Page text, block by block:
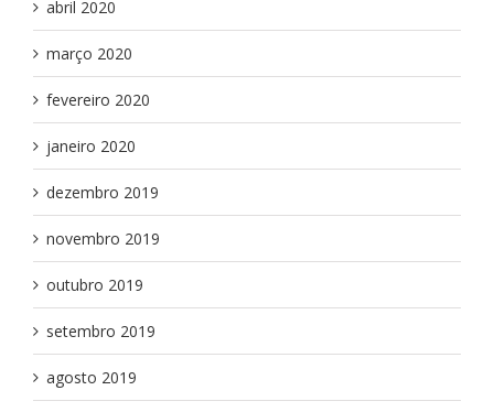
abril 2020
março 2020
fevereiro 2020
janeiro 2020
dezembro 2019
novembro 2019
outubro 2019
setembro 2019
agosto 2019